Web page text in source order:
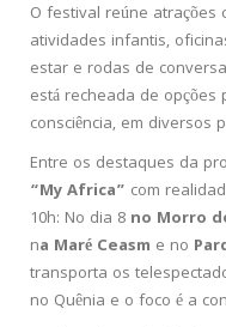
O festival reúne atrações
atividades infantis,
estar e rodas de
está recheada de
consciência, em diversos
Entre os destaques da
“My Africa” com
10h: No dia 8 no Morro
na Maré Ceasm e no
transporta os
no Quênia e o foco é a